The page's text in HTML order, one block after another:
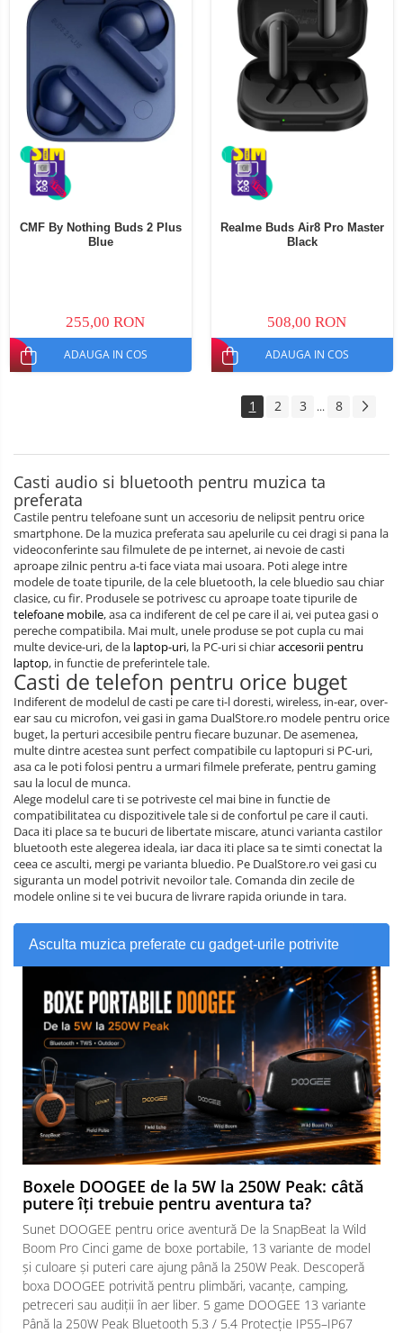
CMF By Nothing Buds 2 Plus
Blue
255,00 RON
ADAUGA IN COS
Realme Buds Air8 Pro Master
Black
508,00 RON
ADAUGA IN COS
1 2 3 ... 8
Casti audio si bluetooth pentru muzica ta
preferata
Castile pentru telefoane sunt un accesoriu de nelipsit pentru orice
smartphone. De la muzica preferata sau apelurile cu cei dragi si pana la
videoconferinte sau filmulete de pe internet, ai nevoie de casti
aproape zilnic pentru a-ti face viata mai usoara. Poti alege intre
modele de toate tipurile, de la cele bluetooth, la cele bluedio sau chiar
clasice, cu fir. Produsele se potrivesc cu aproape toate tipurile de
telefoane mobile, asa ca indiferent de cel pe care il ai, vei putea gasi o
pereche compatibila. Mai mult, unele produse se pot cupla cu mai
multe device-uri, de la laptop-uri, la PC-uri si chiaraccesorii pentru
laptop, in functie de preferintele tale.
Casti de telefon pentru orice buget
Indiferent de modelul de casti pe care ti-l doresti, wireless, in-ear, over-
ear sau cu microfon, vei gasi in gama DualStore.ro modele pentru orice
buget, la perturi accesibile pentru fiecare buzunar. De asemenea,
multe dintre acestea sunt perfect compatibile cu laptopuri si PC-uri,
asa ca le poti folosi pentru a urmari filmele preferate, pentru gaming
sau la locul de munca.
Alege modelul care ti se potriveste cel mai bine in functie de
compatibilitatea cu dispozitivele tale si de confortul pe care il cauti.
Daca iti place sa te bucuri de libertate miscare, atunci varianta castilor
bluetooth este alegerea ideala, iar daca iti place sa te simti conectat la
ceea ce asculti, mergi pe varianta bluedio. Pe DualStore.ro vei gasi cu
siguranta un model potrivit nevoilor tale. Comanda din zecile de
modele online si te vei bucura de livrare rapida oriunde in tara.
Asculta muzica preferate cu gadget-urile potrivite
Boxele DOOGEE de la 5W la 250W Peak: câtă
putere îți trebuie pentru aventura ta?
Sunet DOOGEE pentru orice aventură De la SnapBeat la Wild
Boom Pro Cinci game de boxe portabile, 13 variante de model
și culoare și puteri care ajung până la 250W Peak. Descoperă
boxa DOOGEE potrivită pentru plimbări, vacanțe, camping,
petreceri sau audiții în aer liber. 5 game DOOGEE 13 variante
Până la 250W Peak Bluetooth 5.3 / 5.4 Protecție IP55–IP67